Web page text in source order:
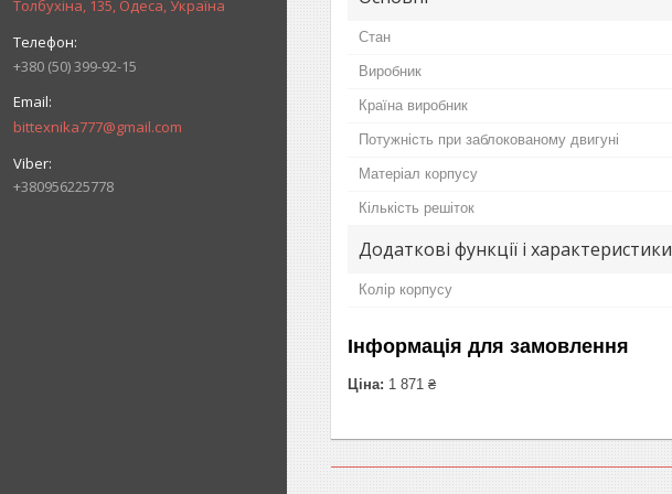
Толбухіна, 135, Одеса, Україна
+380 (50) 399-92-15
bittexnika777@gmail.com
+380956225778
Стан
Виробник
Країна виробник
Потужність при заблокованому двигуні
Матеріал корпусу
Кількість решіток
Додаткові функції і характеристики
Колір корпусу
Інформація для замовлення
Ціна: 1 871 ₴